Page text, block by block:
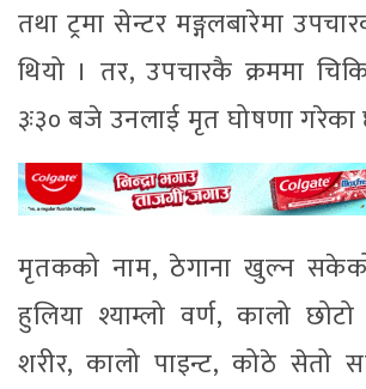
तथा ट्रमा सेन्टर मङ्गलबारेमा
थियो । तर, उपचारकै क्रममा
३ः३० बजे उनलाई मृत घोषणा गरेका
मृतकको नाम, ठेगाना खुल्न
हुलिया श्याम्लो वर्ण, कालो
शरीर, कालो पाइन्ट, कोठे सेतो